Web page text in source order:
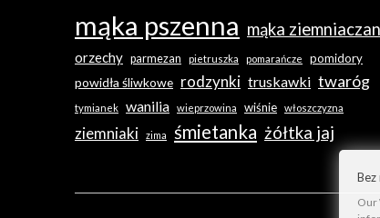
mąka pszenna mąka
orzechy parmezan pietruszka pomarańcze pomidory
powidła śliwkowe rodzynki truskawki twaróg
tymianek wanilia wieprzowina wiśnie włoszczyzna
ziemniaki zima śmietanka żółtka jaj
Bez
Our